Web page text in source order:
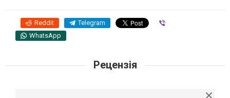
Reddit Telegram
WhatsApp
Рецензія